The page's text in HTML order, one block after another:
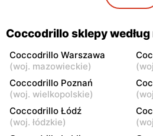
Płońsk, ul. Grunwaldzka 31
Coccodrillo
Maków Mazowiecki, ul.
Rynek 5
Coccodrillo
Ciechanów, ul. Niechodzka
Coccodrillo sklepy
Coccodrillo Warszawa
(woj. mazowieckie)
(
Coccodrillo Poznań
(woj. wielkopolskie)
(
Coccodrillo Łódź
(woj. łódzkie)
(